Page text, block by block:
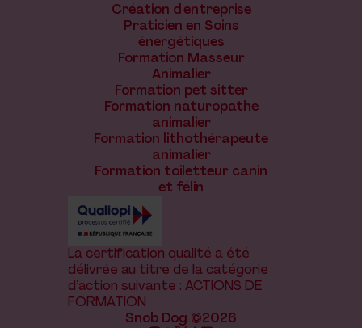
Création d'entreprise
Praticien en Soins
énergétiques
Formation Masseur
Animalier
Formation pet sitter
Formation naturopathe
animalier
Formation lithothérapeute
animalier
Formation toiletteur canin
et félin
La certification qualité a été
délivrée au titre de la catégorie
d’action suivante : ACTIONS DE
FORMATION
Snob Dog ©2026